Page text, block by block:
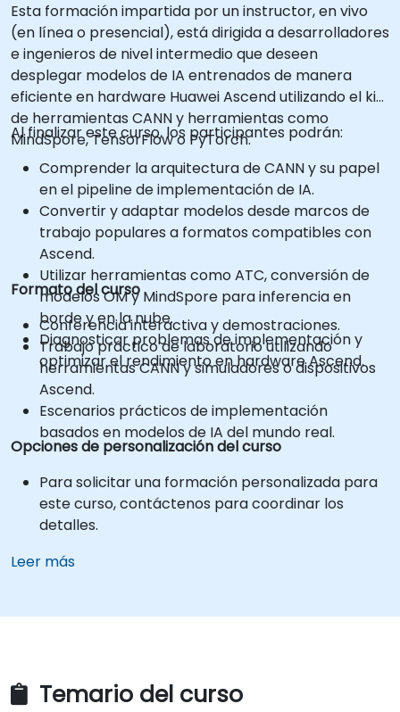
Esta formación impartida por un instructor, en vivo
(en línea o presencial), está dirigida a desarrolladores
e ingenieros de nivel intermedio que deseen
desplegar modelos de IA entrenados de manera
eficiente en hardware Huawei Ascend utilizando el kit
de herramientas CANN y herramientas como
MindSpore, TensorFlow o PyTorch.
Al finalizar este curso, los participantes podrán:
Comprender la arquitectura de CANN y su papel
en el pipeline de implementación de IA.
Convertir y adaptar modelos desde marcos de
trabajo populares a formatos compatibles con
Ascend.
Utilizar herramientas como ATC, conversión de
modelos OM y MindSpore para inferencia en
borde y en la nube.
Diagnosticar problemas de implementación y
optimizar el rendimiento en hardware Ascend.
Formato del curso
Conferencia interactiva y demostraciones.
Trabajo práctico de laboratorio utilizando
herramientas CANN y simuladores o dispositivos
Ascend.
Escenarios prácticos de implementación
basados en modelos de IA del mundo real.
Opciones de personalización del curso
Para solicitar una formación personalizada para
este curso, contáctenos para coordinar los
detalles.
Leer más
Temario del curso